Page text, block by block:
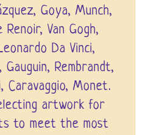
Goya, Munch,
Van Gogh,
Da Vinci,
Rembrandt,
Caravaggio, Monet.
artwork for
to meet the most